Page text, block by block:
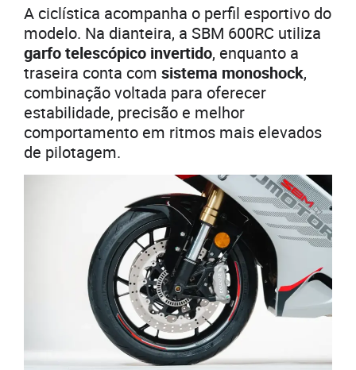
A ciclística acompanha o perfil esportivo do
modelo. Na dianteira, a SBM 600RC utiliza
garfo telescópico invertido, enquanto a
traseira conta com sistema monoshock,
combinação voltada para oferecer
estabilidade, precisão e melhor
comportamento em ritmos mais elevados
de pilotagem.